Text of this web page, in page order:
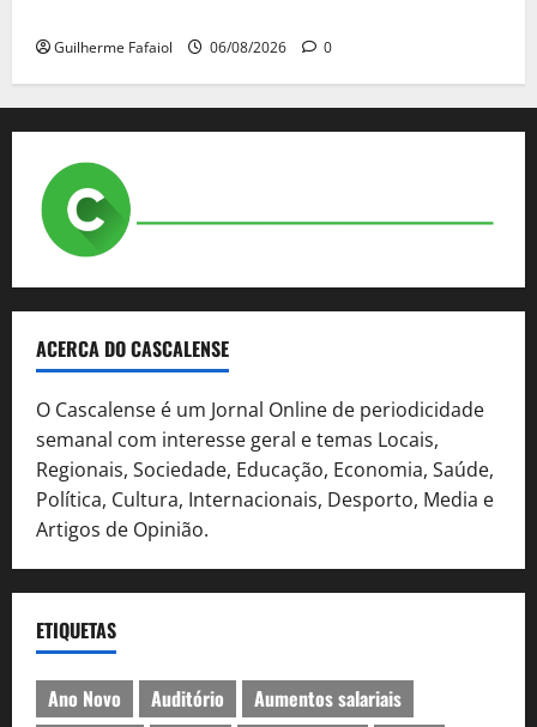
Guilherme Fafaiol 06/08/2026 0
ACERCA DO CASCALENSE
O Cascalense é um Jornal Online de periodicidade
semanal com interesse geral e temas Locais,
Regionais, Sociedade, Educação, Economia, Saúde,
Política, Cultura, Internacionais, Desporto, Media e
Artigos de Opinião.
ETIQUETAS
Ano Novo Auditório
Aumentos salariais